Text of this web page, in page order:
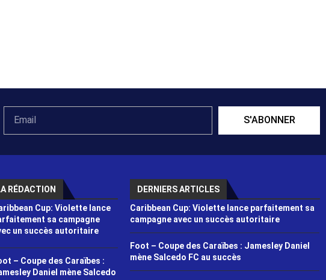
S'ABONNER
RÉDACTION
Cup: Violette lance
sa campagne
un succès autoritaire
– Coupe des Caraïbes :
Daniel mène Salcedo
DERNIERS ARTICLES
Caribbean Cup: Violette lance parfaitement sa
campagne avec un succès autoritaire
Foot – Coupe des Caraïbes : Jamesley Daniel
mène Salcedo FC au succès